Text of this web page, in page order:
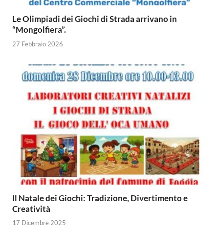
Le Olimpiadi dei Giochi di Strada arrivano in
“Mongolfiera”.
27 Febbraio 2026
Il Natale dei Giochi: Tradizione, Divertimento e
Creatività
17 Dicembre 2025